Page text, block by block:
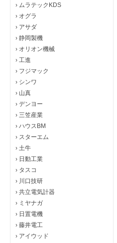
› ムラテックKDS
› オグラ
› アサダ
› 静岡製機
› オリオン機械
› 工進
› フジマック
› シンワ
› 山真
› デンヨー
› 三笠産業
› ハウスBM
› スターエム
› 土牛
› 日動工業
› タスコ
› 川口技研
› 共立電気計器
› ミヤナガ
› 日置電機
› 藤井電工
› アイウッド